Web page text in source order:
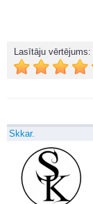
Lasītāju vērtējums:
Skkar.